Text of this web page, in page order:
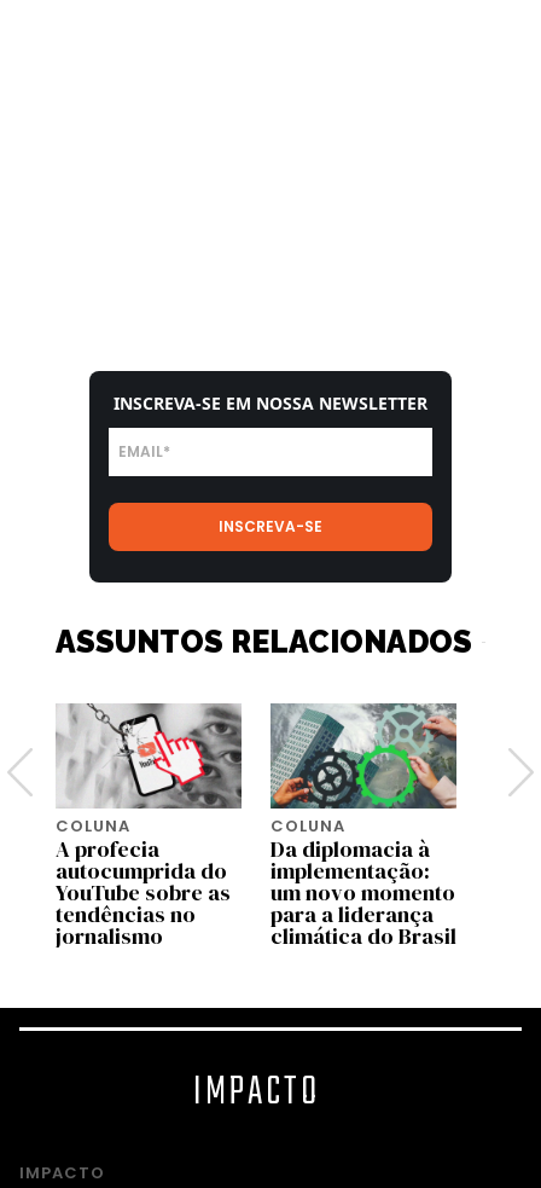
INSCREVA-SE EM NOSSA NEWSLETTER
ASSUNTOS RELACIONADOS
COLUNA
A profecia
autocumprida do
YouTube sobre as
tendências no
jornalismo
COLUNA
Da diplomacia à
implementação:
um novo momento
para a liderança
climática do Brasil
IMPACTO
IMPACTO